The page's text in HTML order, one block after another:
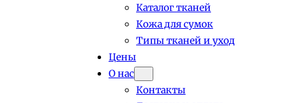
Каталог тканей
Кожа для сумок
Типы тканей и уход
Цены
О нас
Контакты